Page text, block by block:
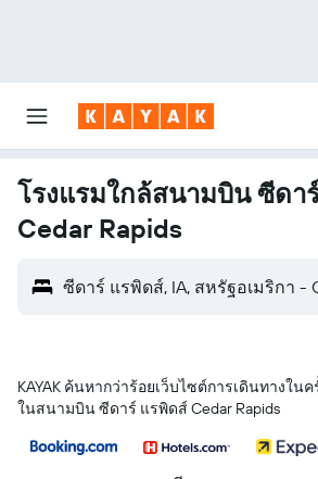
โรงแรมใกล้สนามบิน ซีดา
Cedar Rapids
ซีดาร์ แรพิดส์, IA, สหรัฐอเมริกา -
KAYAK ค้นหากว่าร้อยเว็บไซต์การเดินทางใน
ในสนามบิน ซีดาร์ แรพิดส์ Cedar Rapids